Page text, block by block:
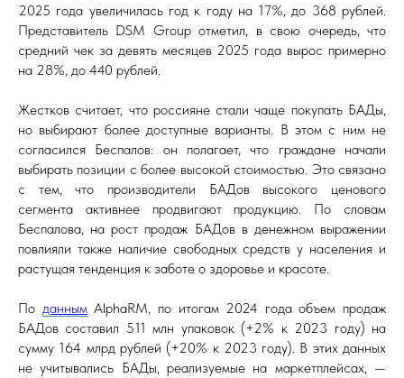
2025 года увеличилась год к году на 17%, до 368 рублей.
Представитель DSM Group отметил, в свою очередь, что
средний чек за девять месяцев 2025 года вырос примерно
на 28%, до 440 рублей.
Жестков считает, что россияне стали чаще покупать БАДы,
но выбирают более доступные варианты. В этом с ним не
согласился Беспалов: он полагает, что граждане начали
выбирать позиции с более высокой стоимостью. Это связано
с тем, что производители БАДов высокого ценового
сегмента активнее продвигают продукцию. По словам
Беспалова, на рост продаж БАДов в денежном выражении
повлияли также наличие свободных средств у населения и
растущая тенденция к заботе о здоровье и красоте.
По даннымAlphaRM, по итогам 2024 года объем продаж
БАДов составил 511 млн упаковок (+2% к 2023 году) на
сумму 164 млрд рублей (+20% к 2023 году). В этих данных
не учитывались БАДы, реализуемые на маркетплейсах, —